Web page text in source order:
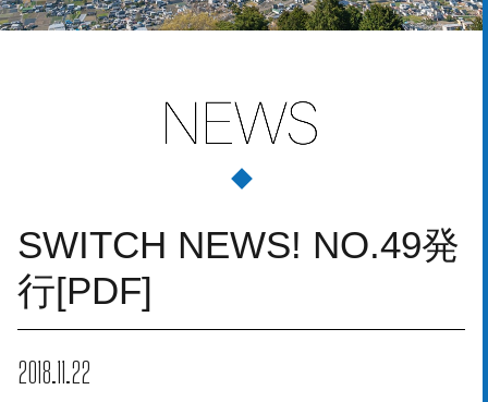
SWITCH NEWS! NO.49発
行[PDF]
2018.11.22